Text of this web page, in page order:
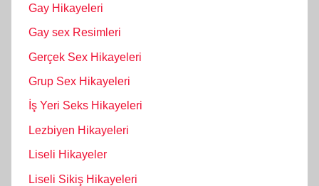
Gay Hikayeleri
Gay sex Resimleri
Gerçek Sex Hikayeleri
Grup Sex Hikayeleri
İş Yeri Seks Hikayeleri
Lezbiyen Hikayeleri
Liseli Hikayeler
Liseli Sikiş Hikayeleri